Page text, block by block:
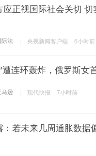
应正视国际社会关切
际法 央视新闻客户端 6小时前
遭连环轰炸，俄罗斯女
马逊 现代快报 7小时前
：若未来几周通胀数据